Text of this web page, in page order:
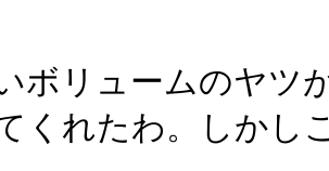
ボリュームのヤツ
くれたわ。しかし